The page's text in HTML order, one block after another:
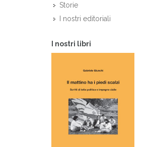
Storie
I nostri editoriali
I nostri libri